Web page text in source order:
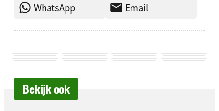
WhatsApp
Email
Bekijk ook